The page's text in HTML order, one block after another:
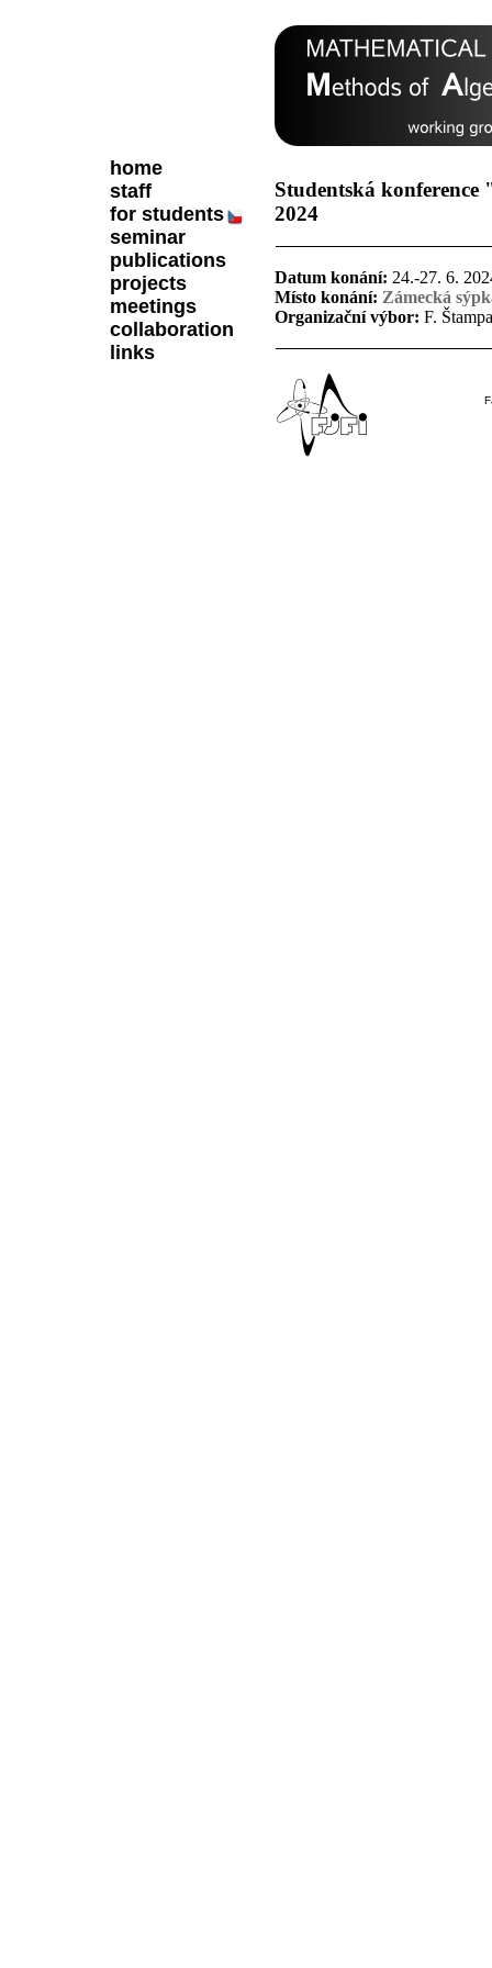
home
staff
for students
seminar
publications
projects
meetings
collaboration
links
Studentská
2024
Datum konání: 24.-27. 6.
Místo konání: Zámecká
Organizační výbor: F.